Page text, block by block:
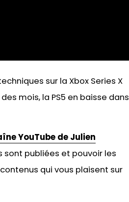
sur la Xbox Series X
mois, la PS5 en baisse dans
YouTube de Julien
publiées et pouvoir les
qui vous plaisent sur